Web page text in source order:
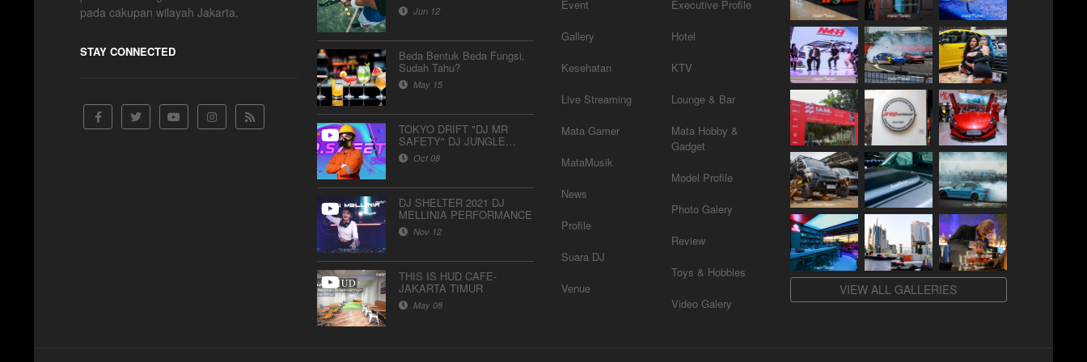
pada cakupan wilayah Jakarta.
STAY CONNECTED
Jun 12
Beda Bentuk Beda Fungsi,
Sudah Tahu?
May 15
TOKYO DRIFT "DJ MR
SAFETY" DJ JUNGLE
DUTCH FULL BASS 2020
Oct 08
DJ SHELTER 2021 DJ
MELLINIA PERFORMANCE
Nov 12
THIS IS HUD CAFE-
JAKARTA TIMUR
May 08
Event
Gallery
Kesehatan
Live Streaming
Mata Gamer
MataMusik
News
Profile
Suara DJ
Venue
Executive Profile
Hotel
KTV
Lounge & Bar
Mata Hobby &
Gadget
Model Profile
Photo Galery
Review
Toys & Hobbies
Video Galery
VIEW ALL GALLERIES